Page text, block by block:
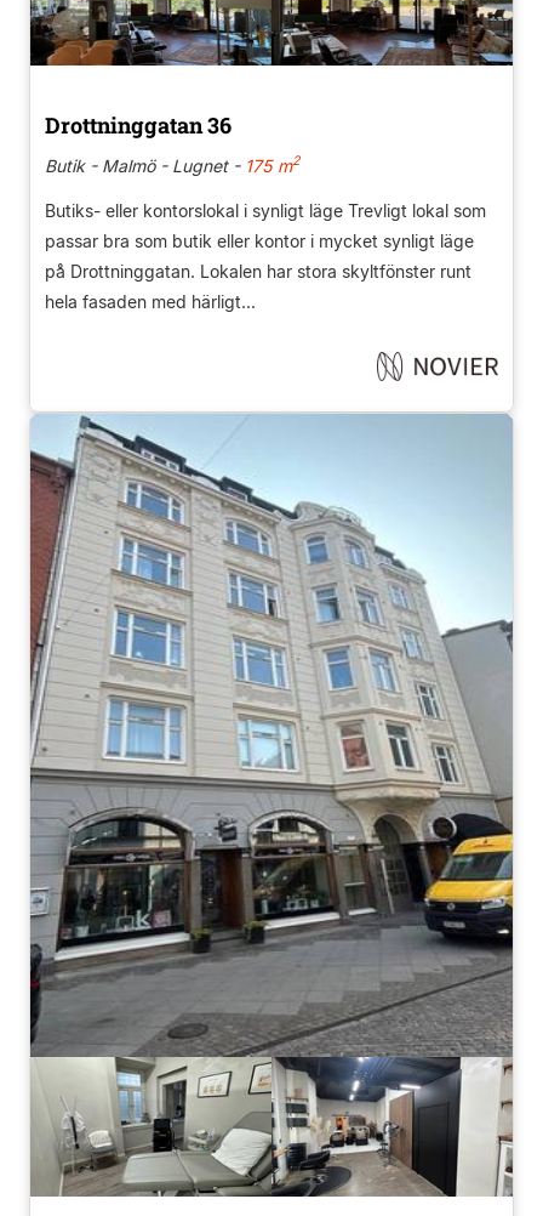
Drottninggatan 36
Butik - Malmö - Lugnet -175 m2
Butiks- eller kontorslokal i synligt läge Trevligt lokal som
passar bra som butik eller kontor i mycket synligt läge
på Drottninggatan. Lokalen har stora skyltfönster runt
hela fasaden med härligt...